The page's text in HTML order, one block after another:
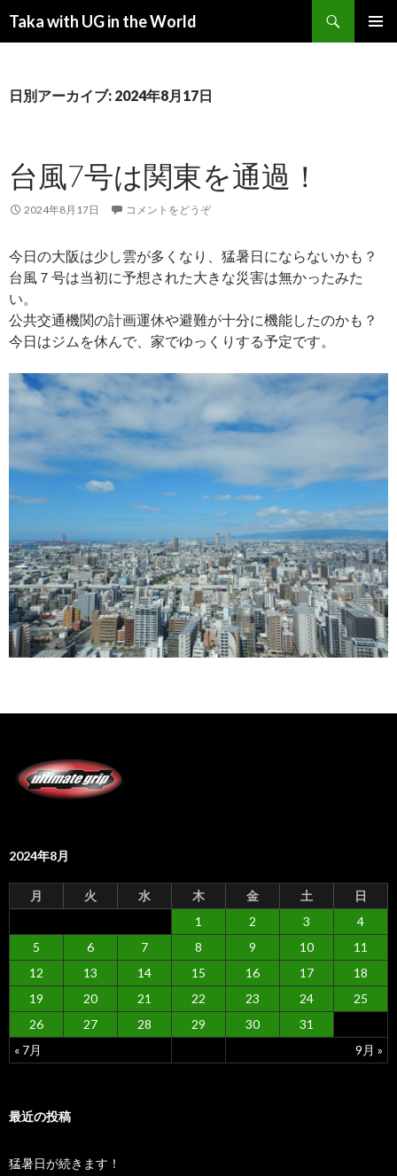
Taka with UG in the World
日別アーカイブ: 2024年8月17日
台風7号は関東を通過！
2024年8月17日 コメントをどうぞ
今日の大阪は少し雲が多くなり、猛暑日にならないかも？
台風７号は当初に予想された大きな災害は無かったみた
い。
公共交通機関の計画運休や避難が十分に機能したのかも？
今日はジムを休んで、家でゆっくりする予定です。
2024年8月
月 火 水 木 金 土 日
« 7月 9月 »
1 2 3
4
5
6 7 8 9 10
11
12
13 14 15 16 17
18
19
20 21 22 23 24
25
26
27 28 29 30 31
最近の投稿
猛暑日が続きます！